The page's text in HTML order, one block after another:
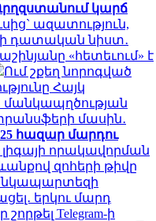
կարճ
ազատություն,
դատական նիստ․
«հետեւում» է
Ում շքեղ նորոգված
Հայկ
մանկապղծության
մասին․
հազար մարդու
որակավորման
զոհերի թիվը
երկու մարդ
Telegram-ի